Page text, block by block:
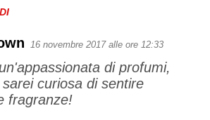
16 novembre 2017 alle ore 12:33
di profumi,
curiosa di sentire
fragranze!